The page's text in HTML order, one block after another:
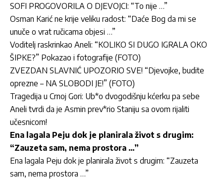
SOFI PROGOVORILA O DJEVOJCI: “To nije …”
Osman Karić ne krije veliku radost: “Daće Bog da mi se
unuče o vrat ručicama objesi …”
Voditelj raskrinkao Aneli: “KOLIKO SI DUGO IGRALA OKO
ŠIPKE?” Pokazao i fotografije (FOTO)
ZVEZDAN SLAVNIĆ UPOZORIO SVE! “Djevojke, budite
oprezne – NA SLOBODI JE!” (FOTO)
Tragedija u Crnoj Gori: Ub*o dvogodišnju kćerku pa sebe
Aneli tvrdi da je Asmin prev*rio Staniju sa ovom rijaliti
učesnicom!
Ena lagala Peju dok je planirala život s drugim:
“Zauzeta sam, nema prostora …”
Ena lagala Peju dok je planirala život s drugim: “Zauzeta
sam, nema prostora …”